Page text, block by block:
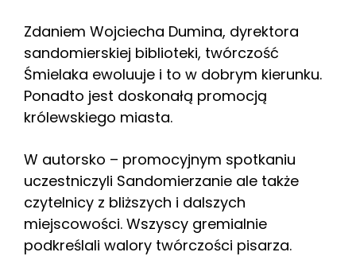
Zdaniem Wojciecha Dumina, dyrektora
sandomierskiej biblioteki, twórczość
Śmielaka ewoluuje i to w dobrym kierunku.
Ponadto jest doskonałą promocją
królewskiego miasta.
W autorsko – promocyjnym spotkaniu
uczestniczyli Sandomierzanie ale także
czytelnicy z bliższych i dalszych
miejscowości. Wszyscy gremialnie
podkreślali walory twórczości pisarza.